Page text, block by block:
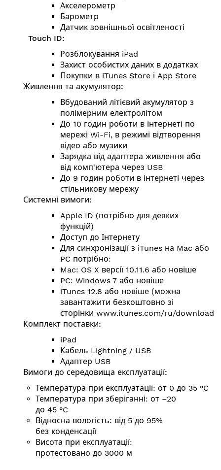
Акселерометр
Барометр
Датчик зовнішньої освітленості
Touch ID:
Розблокування iPad
Захист особистих даних в додатках
Покупки в iTunes Store і App Store
Живлення та акумулятор:
Вбудований літієвий акумулятор з
полімерним електролітом
До 10 годин роботи в інтернеті по
мережі Wi-Fi, в режимі відтворення
відео або музики
Зарядка від адаптера живлення або
від комп'ютера через USB
До 9 годин роботи в інтернеті через
стільникову мережу
Системні вимоги:
Apple ID (потрібно для деяких
функцій)
Доступ до Інтернету
Для синхронізації з iTunes на Mac або
PC потрібно:
Mac: OS X версії 10.11.6 або новіше
PC: Windows 7 або новіше
iTunes 12.8 або новіше (можна
завантажити безкоштовно зі
сторінки www.itunes.com/ru/download
Комплект поставки:
iPad
Кабель Lightning / USB
Адаптер USB
Вимоги до середовища експлуатації:
Температура при експлуатації: от 0 до 35 °C
Температура при зберіганні: от –20
до 45 °C
Відносна вологість: від 5 до 95%
без конденсації
Висота при експлуатації:
протестовано до 3000 м